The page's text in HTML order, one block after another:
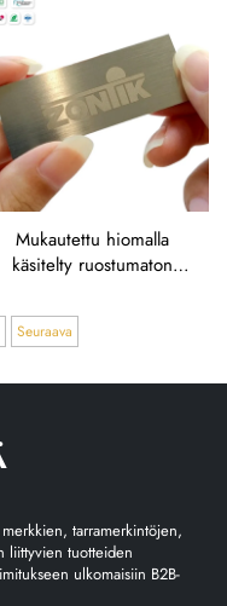
Mukautettu hiomalla
käsitelty ruostumaton
OEM-syväkaiverrus
teollisuuskaluston
Seuraava
tarramerkintöjen,
liittyvien tuotteiden
ulkomaisiin B2B-